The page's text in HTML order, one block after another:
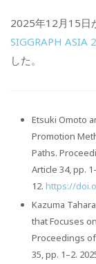
2025年12月15日
SIGGRAPH ASIA
した。
Etsuki Omoto
Promotion
Paths.
Article 34, pp.
12.https://
Kazuma
that Focuses
Proceedings of
35, pp. 1–2.